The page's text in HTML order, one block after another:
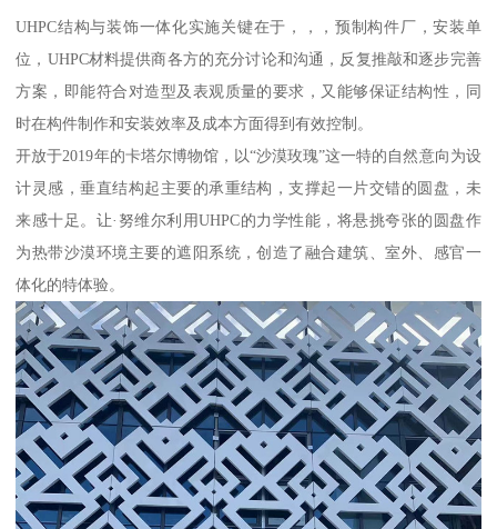
UHPC结构与装饰一体化实施关键在于，，，预制构件厂，安装单
位，UHPC材料提供商各方的充分讨论和沟通，反复推敲和逐步完善
方案，即能符合对造型及表观质量的要求，又能够保证结构性，同
时在构件制作和安装效率及成本方面得到有效控制。
开放于2019年的卡塔尔博物馆，以“沙漠玫瑰”这一特的自然意向为设
计灵感，垂直结构起主要的承重结构，支撑起一片交错的圆盘，未
来感十足。让·努维尔利用UHPC的力学性能，将悬挑夸张的圆盘作
为热带沙漠环境主要的遮阳系统，创造了融合建筑、室外、感官一
体化的特体验。